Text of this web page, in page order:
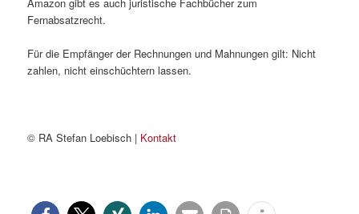
Fernabsatzrecht.
Für die Empfänger der Rechnungen und Mahnungen gilt: Nicht
zahlen, nicht einschüchtern lassen.
© RA Stefan Loebisch | Kontakt